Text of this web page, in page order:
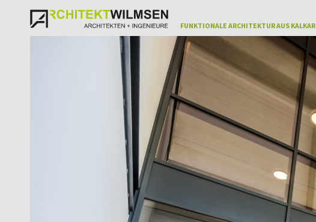
FUNKTIONALE ARCHITEKTUR AUS KALKAR